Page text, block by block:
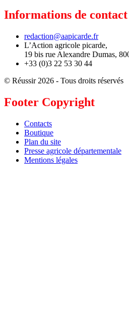
Informations de contact
redaction@aapicarde.fr
L’Action agricole picarde,
19 bis rue Alexandre Dumas,
+33 (0)3 22 53 30 44
© Réussir 2026 - Tous droits réservés
Footer Copyright
Contacts
Boutique
Plan du site
Presse agricole départementale
Mentions légales